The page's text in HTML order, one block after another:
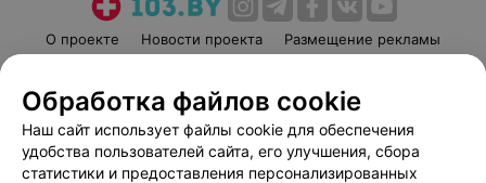
О проекте Новости проекта
Размещение рекламы
Пользовательское соглашение
Способы оплаты
Вакансии
Партнеры
Написать руководителю 103.by
Обработка файлов cookie
Наш сайт использует файлы cookie для обеспечения
удобства пользователей сайта, его улучшения, сбора
статистики и предоставления персонализированных